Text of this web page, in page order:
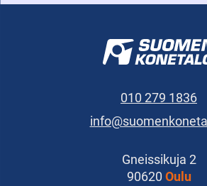
010 279 1836
Gneissikuja 2
90620 Oulu